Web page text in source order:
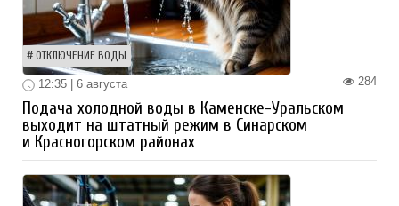
ОТКЛЮЧЕНИЕ ВОДЫ
284
12:35 | 6 августа
Подача холодной воды в Каменске-Уральском
выходит на штатный режим в Синарском
и Красногорском районах